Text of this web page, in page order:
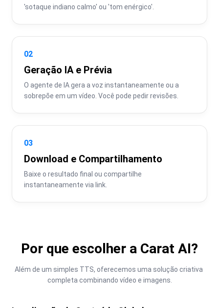
'sotaque indiano calmo' ou 'tom enérgico'.
02
Geração IA e Prévia
O agente de IA gera a voz instantaneamente ou a
sobrepõe em um vídeo. Você pode pedir revisões.
03
Download e Compartilhamento
Baixe o resultado final ou compartilhe
instantaneamente via link.
Por que escolher a Carat AI?
Além de um simples TTS, oferecemos uma solução criativa
completa combinando vídeo e imagens.